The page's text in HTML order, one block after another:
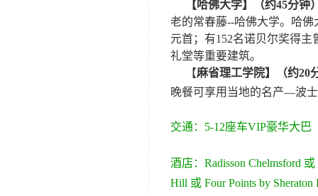
【哈佛大学】（约45分钟
老的常春藤--哈佛大学。哈
元首；有152名诺贝尔奖得主
礼堂等重要建筑。
【麻省理工学院】 （约20
晚餐可享用当地的名产—波
交通： 5-12座车VIP豪华大巴
酒店： Radisson Chelmsford 或
Hill 或 Four Points by